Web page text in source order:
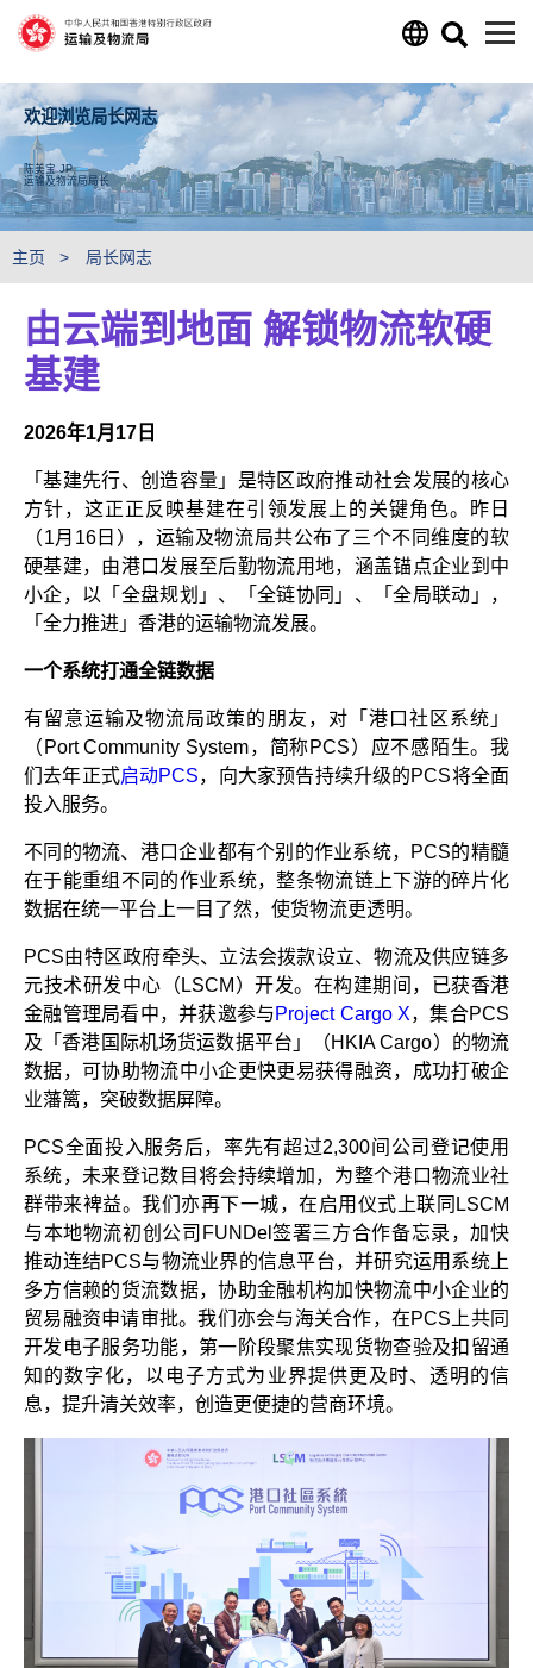
欢迎浏览局长网志
陈美宝 JP
运输及物流局局长
主页 局长网志
由云端到地面 解锁物流软硬
基建
2026年1月17日
「基建先行、创造容量」是特区政府推动社会发展的核心
方针，这正正反映基建在引领发展上的关键角色。昨日
（1月16日），运输及物流局共公布了三个不同维度的软
硬基建，由港口发展至后勤物流用地，涵盖锚点企业到中
小企，以「全盘规划」、「全链协同」、「全局联动」，
「全力推进」香港的运输物流发展。
一个系统打通全链数据
有留意运输及物流局政策的朋友，对「港口社区系统」
（Port Community System，简称PCS）应不感陌生。我
们去年正式启动PCS，向大家预告持续升级的PCS将全面
投入服务。
不同的物流、港口企业都有个别的作业系统，PCS的精髓
在于能重组不同的作业系统，整条物流链上下游的碎片化
数据在统一平台上一目了然，使货物流更透明。
PCS由特区政府牵头、立法会拨款设立、物流及供应链多
元技术研发中心（LSCM）开发。在构建期间，已获香港
金融管理局看中，并获邀参与Project Cargo X，集合PCS
及「香港国际机场货运数据平台」（HKIA Cargo）的物流
数据，可协助物流中小企更快更易获得融资，成功打破企
业藩篱，突破数据屏障。
PCS全面投入服务后，率先有超过2,300间公司登记使用
系统，未来登记数目将会持续增加，为整个港口物流业社
群带来裨益。我们亦再下一城，在启用仪式上联同LSCM
与本地物流初创公司FUNDel签署三方合作备忘录，加快
推动连结PCS与物流业界的信息平台，并研究运用系统上
多方信赖的货流数据，协助金融机构加快物流中小企业的
贸易融资申请审批。我们亦会与海关合作，在PCS上共同
开发电子服务功能，第一阶段聚焦实现货物查验及扣留通
知的数字化，以电子方式为业界提供更及时、透明的信
息，提升清关效率，创造更便捷的营商环境。